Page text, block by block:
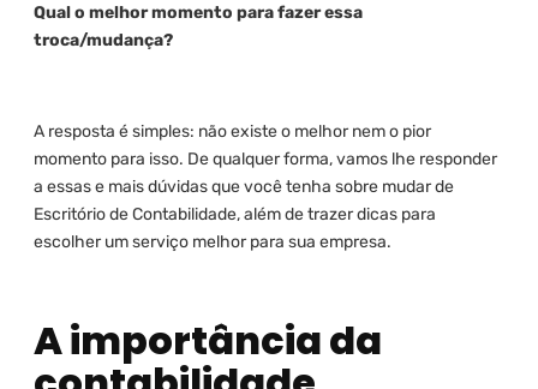
Qual o melhor momento para fazer essa
troca/mudança?
A resposta é simples: não existe o melhor nem o pior
momento para isso. De qualquer forma, vamos lhe responder
a essas e mais dúvidas que você tenha sobre mudar de
Escritório de Contabilidade, além de trazer dicas para
escolher um serviço melhor para sua empresa.
A importância da